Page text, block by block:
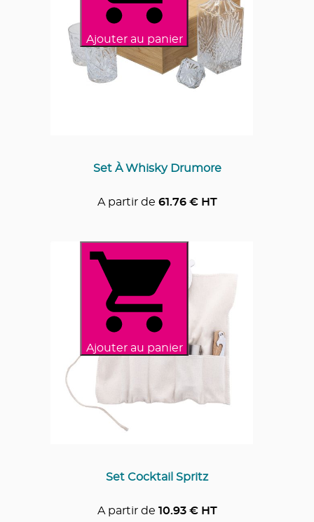
Ajouter au panier
Set À Whisky Drumore
A partir de 61.76€ HT
Ajouter au panier
Set Cocktail Spritz
A partir de 10.93€ HT